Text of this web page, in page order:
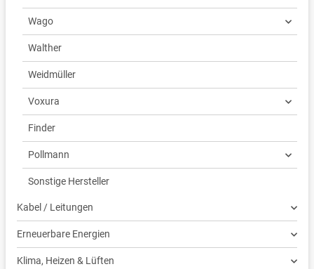
Wago
Walther
Weidmüller
Voxura
Finder
Pollmann
Sonstige Hersteller
Kabel / Leitungen
Erneuerbare Energien
Klima, Heizen & Lüften